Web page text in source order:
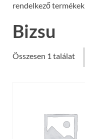
rendelkező termékek
Bizsu
Összesen 1 találat